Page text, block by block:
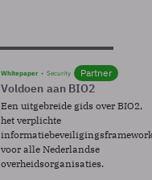
Whitepaper Security Partner
Voldoen aan BIO2
Een uitgebreide gids over BIO2,
het verplichte
voor alle Nederlandse
overheidsorganisaties.